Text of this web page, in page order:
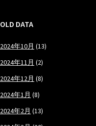
OLD DATA
2024年10月 (13)
2024年11月 (2)
2024年12月 (8)
2024年1月 (8)
2024年2月 (13)